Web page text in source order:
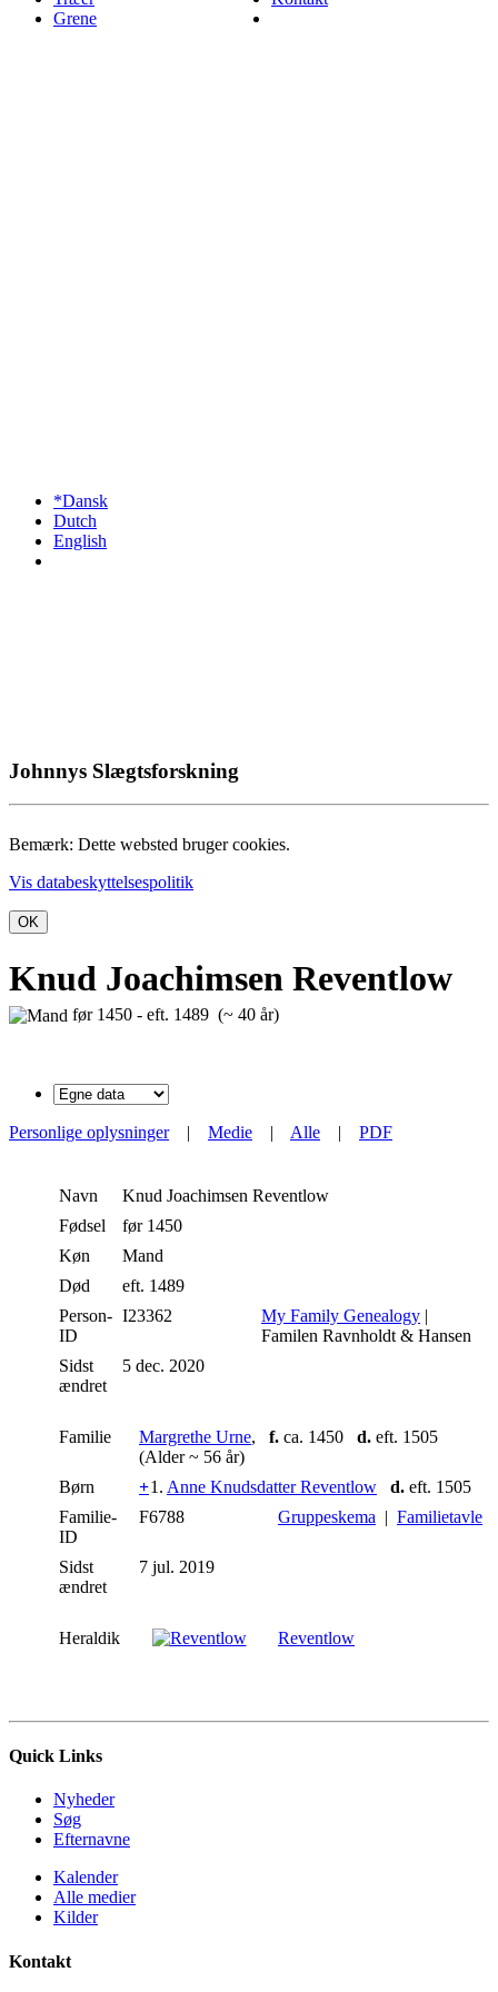
Grene
*Dansk
Dutch
English
Johnnys Slægtsforskning
Bemærk: Dette websted bruger cookies.
Vis databeskyttelsespolitik
OK
Knud Joachimsen Reventlow
før 1450 - eft. 1489 (~ 40 år)
Personlige oplysninger| Medie | Alle | PDF
Navn Knud Joachimsen Reventlow
Fødsel
før 1450
Køn
Mand
Død
eft. 1489
Person-
ID
I23362 My Family Genealogy |
Familen Ravnholdt & Hansen
Sidst
ændret
5 dec. 2020
Familie Margrethe Urne, f. ca. 1450 d. eft. 1505
(Alder ~ 56 år)
Børn
+1. Anne Knudsdatter Reventlow d. eft. 1505
Familie-
ID
F6788 Gruppeskema | Familietavle
Sidst
ændret
7 jul. 2019
Heraldik Reventlow
Quick Links
Nyheder
Søg
Efternavne
Kalender
Alle medier
Kilder
Kontakt